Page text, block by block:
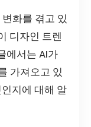
화를 겪고 있
디자인 트렌
에서는 AI가
가져오고 있
지에 대해 알